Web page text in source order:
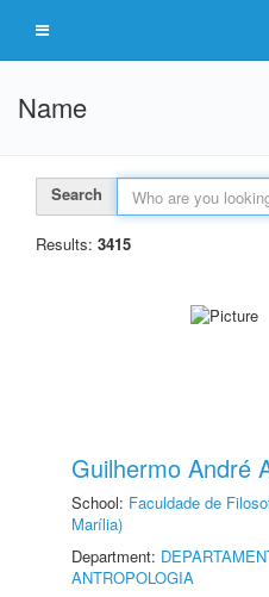
Name
Search
Results: 3415
Guilhermo André
School: Faculdade de
Marília)
Department:
ANTROPOLOGIA